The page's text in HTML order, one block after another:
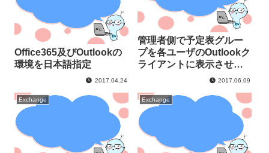
管理者側で予定表グルー
プを各ユーザのOutlookク
ライアントに表示させ
2017.06.09
Office365及びOutlookの
環境を日本語指定
2017.04.24
Exchange Exchange